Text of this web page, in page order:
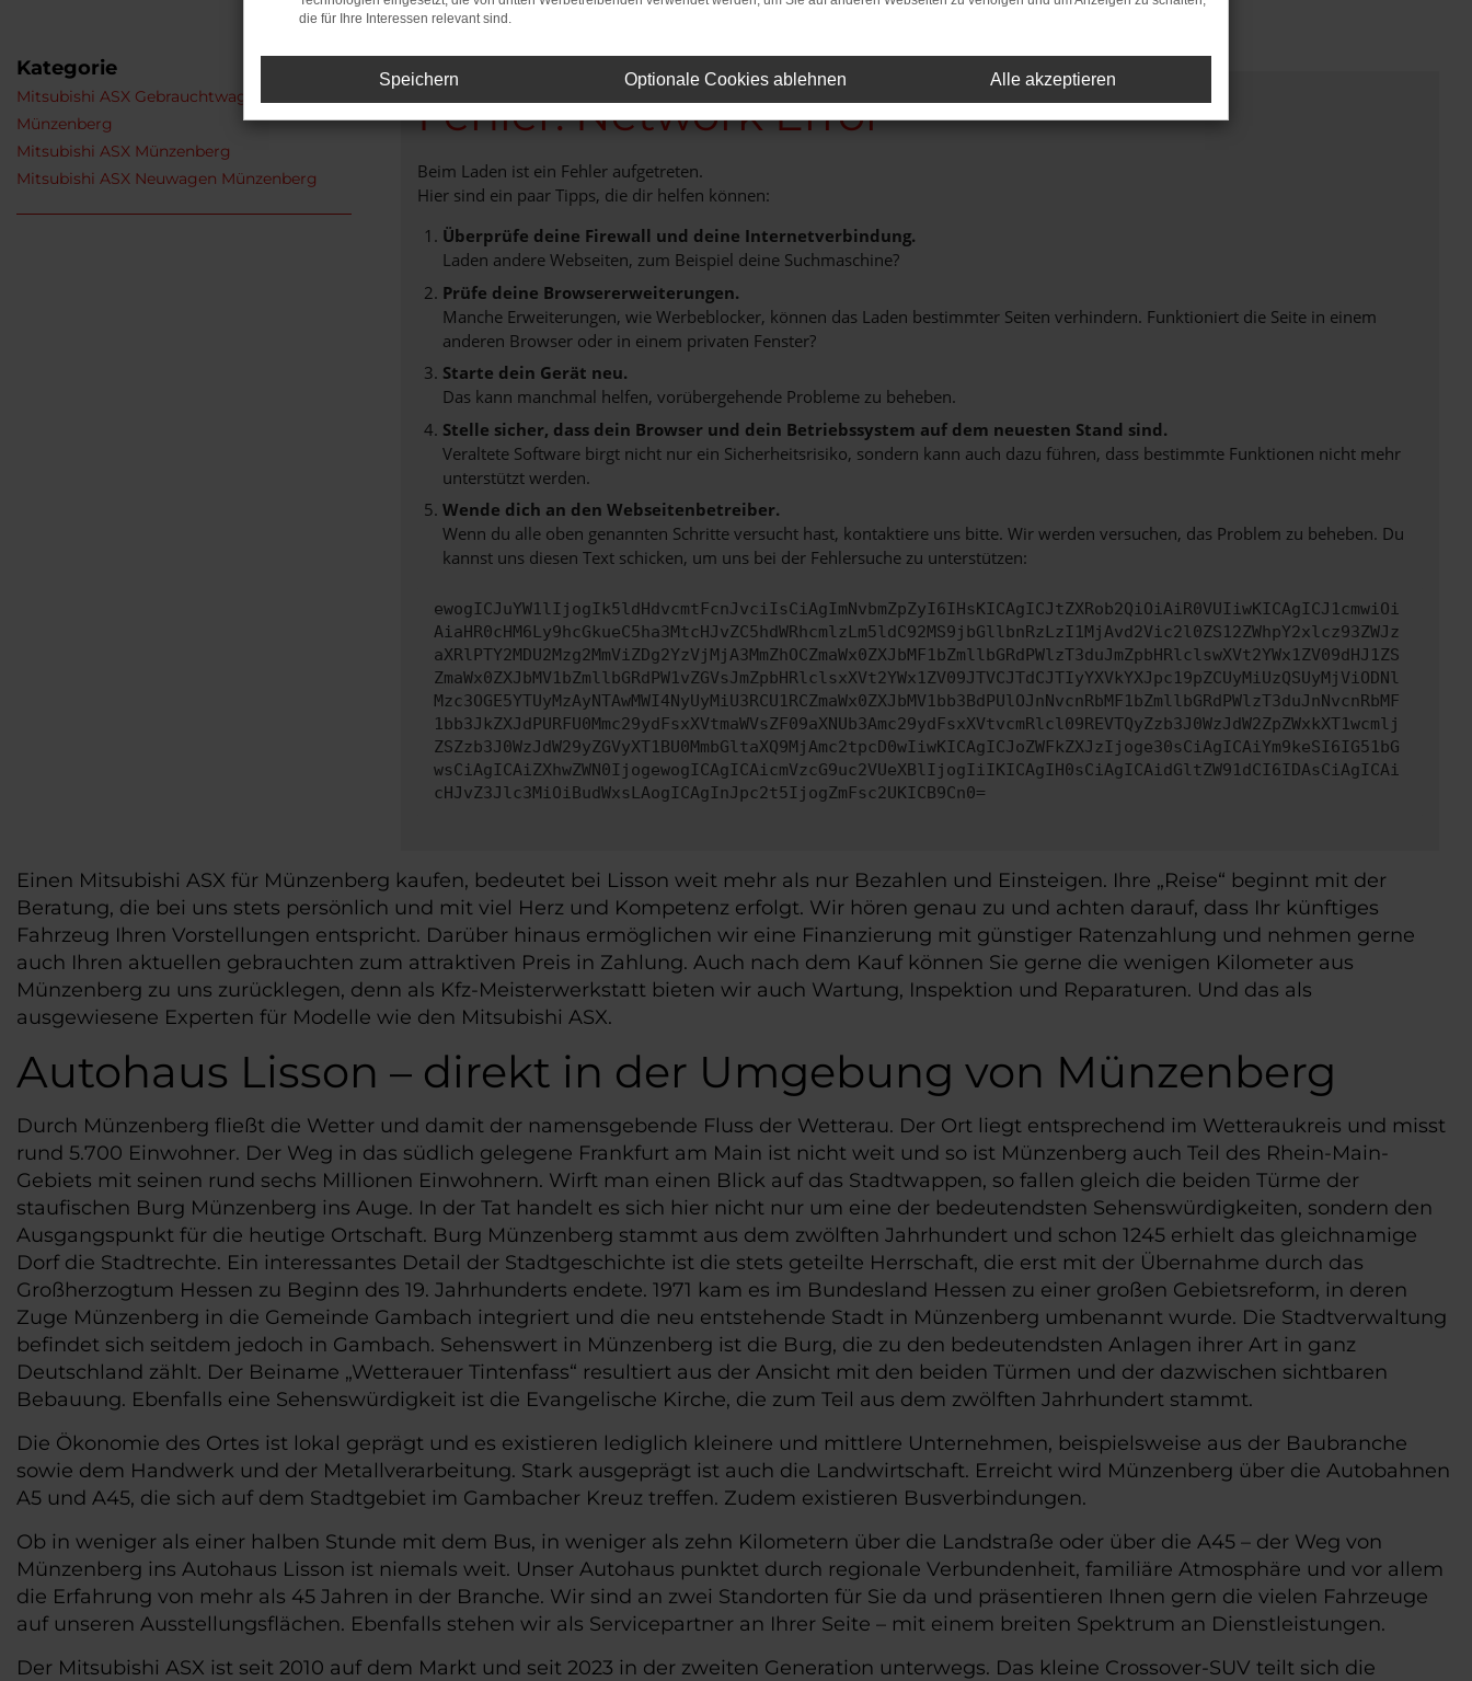
Kategorie
Mitsubishi ASX Gebrauchtwagen
Münzenberg
Mitsubishi ASX Münzenberg
Mitsubishi ASX Neuwagen Münzenberg
Fehler: Network Error
Beim Laden ist ein Fehler aufgetreten.
Hier sind ein paar Tipps, die dir helfen können:
Überprüfe deine Firewall und deine Internetverbindung.
Laden andere Webseiten, zum Beispiel deine Suchmaschine?
Prüfe deine Browsererweiterungen.
Manche Erweiterungen, wie Werbeblocker, können das Laden bestimmter Seiten verhindern. Funktioniert die Seite in einem
anderen Browser oder in einem privaten Fenster?
Starte dein Gerät neu.
Das kann manchmal helfen, vorübergehende Probleme zu beheben.
Stelle sicher, dass dein Browser und dein Betriebssystem auf dem neuesten Stand sind.
Veraltete Software birgt nicht nur ein Sicherheitsrisiko, sondern kann auch dazu führen, dass bestimmte Funktionen nicht mehr
unterstützt werden.
Wende dich an den Webseitenbetreiber.
Wenn du alle oben genannten Schritte versucht hast, kontaktiere uns bitte. Wir werden versuchen, das Problem zu beheben. Du
kannst uns diesen Text schicken, um uns bei der Fehlersuche zu unterstützen:
ewogICJuYW1lIjogIk5ldHdvcmtFcnJvciIsCiAgImNvbmZpZyI6IHsKICAgICJtZXRob2QiOiAiR0VUIiwKICAgICJ1cmwiOi
AiaHR0cHM6Ly9hcGkueC5ha3MtcHJvZC5hdWRhcmlzLm5ldC92MS9jbGllbnRzLzI1MjAvd2Vic2l0ZS12ZWhpY2xlcz93ZWJz
aXRlPTY2MDU2Mzg2MmViZDg2YzVjMjA3MmZhOCZmaWx0ZXJbMF1bZmllbGRdPWlzT3duJmZpbHRlclswXVt2YWx1ZV09dHJ1ZS
ZmaWx0ZXJbMV1bZmllbGRdPW1vZGVsJmZpbHRlclsxXVt2YWx1ZV09JTVCJTdCJTIyYXVkYXJpc19pZCUyMiUzQSUyMjViODNl
Mzc3OGE5YTUyMzAyNTAwMWI4NyUyMiU3RCU1RCZmaWx0ZXJbMV1bb3BdPUlOJnNvcnRbMF1bZmllbGRdPWlzT3duJnNvcnRbMF
1bb3JkZXJdPURFU0Mmc29ydFsxXVtmaWVsZF09aXNUb3Amc29ydFsxXVtvcmRlcl09REVTQyZzb3J0WzJdW2ZpZWxkXT1wcmlj
ZSZzb3J0WzJdW29yZGVyXT1BU0MmbGltaXQ9MjAmc2tpcD0wIiwKICAgICJoZWFkZXJzIjoge30sCiAgICAiYm9keSI6IG51bG
wsCiAgICAiZXhwZWN0IjogewogICAgICAicmVzcG9uc2VUeXBlIjogIiIKICAgIH0sCiAgICAidGltZW91dCI6IDAsCiAgICAi
cHJvZ3Jlc3MiOiBudWxsLAogICAgInJpc2t5IjogZmFsc2UKICB9Cn0=
Einen Mitsubishi ASX für Münzenberg kaufen, bedeutet bei Lisson weit mehr als nur Bezahlen und Einsteigen. Ihre „Reise“ beginnt mit der
Beratung, die bei uns stets persönlich und mit viel Herz und Kompetenz erfolgt. Wir hören genau zu und achten darauf, dass Ihr künftiges
Fahrzeug Ihren Vorstellungen entspricht. Darüber hinaus ermöglichen wir eine Finanzierung mit günstiger Ratenzahlung und nehmen gerne
auch Ihren aktuellen gebrauchten zum attraktiven Preis in Zahlung. Auch nach dem Kauf können Sie gerne die wenigen Kilometer aus
Münzenberg zu uns zurücklegen, denn als Kfz-Meisterwerkstatt bieten wir auch Wartung, Inspektion und Reparaturen. Und das als
ausgewiesene Experten für Modelle wie den Mitsubishi ASX.
Autohaus Lisson – direkt in der Umgebung von Münzenberg
Durch Münzenberg fließt die Wetter und damit der namensgebende Fluss der Wetterau. Der Ort liegt entsprechend im Wetteraukreis und misst
rund 5.700 Einwohner. Der Weg in das südlich gelegene Frankfurt am Main ist nicht weit und so ist Münzenberg auch Teil des Rhein-Main-
Gebiets mit seinen rund sechs Millionen Einwohnern. Wirft man einen Blick auf das Stadtwappen, so fallen gleich die beiden Türme der
staufischen Burg Münzenberg ins Auge. In der Tat handelt es sich hier nicht nur um eine der bedeutendsten Sehenswürdigkeiten, sondern den
Ausgangspunkt für die heutige Ortschaft. Burg Münzenberg stammt aus dem zwölften Jahrhundert und schon 1245 erhielt das gleichnamige
Dorf die Stadtrechte. Ein interessantes Detail der Stadtgeschichte ist die stets geteilte Herrschaft, die erst mit der Übernahme durch das
Großherzogtum Hessen zu Beginn des 19. Jahrhunderts endete. 1971 kam es im Bundesland Hessen zu einer großen Gebietsreform, in deren
Zuge Münzenberg in die Gemeinde Gambach integriert und die neu entstehende Stadt in Münzenberg umbenannt wurde. Die Stadtverwaltung
befindet sich seitdem jedoch in Gambach. Sehenswert in Münzenberg ist die Burg, die zu den bedeutendsten Anlagen ihrer Art in ganz
Deutschland zählt. Der Beiname „Wetterauer Tintenfass“ resultiert aus der Ansicht mit den beiden Türmen und der dazwischen sichtbaren
Bebauung. Ebenfalls eine Sehenswürdigkeit ist die Evangelische Kirche, die zum Teil aus dem zwölften Jahrhundert stammt.
Die Ökonomie des Ortes ist lokal geprägt und es existieren lediglich kleinere und mittlere Unternehmen, beispielsweise aus der Baubranche
sowie dem Handwerk und der Metallverarbeitung. Stark ausgeprägt ist auch die Landwirtschaft. Erreicht wird Münzenberg über die Autobahnen
A5 und A45, die sich auf dem Stadtgebiet im Gambacher Kreuz treffen. Zudem existieren Busverbindungen.
Ob in weniger als einer halben Stunde mit dem Bus, in weniger als zehn Kilometern über die Landstraße oder über die A45 – der Weg von
Münzenberg ins Autohaus Lisson ist niemals weit. Unser Autohaus punktet durch regionale Verbundenheit, familiäre Atmosphäre und vor allem
die Erfahrung von mehr als 45 Jahren in der Branche. Wir sind an zwei Standorten für Sie da und präsentieren Ihnen gern die vielen Fahrzeuge
auf unseren Ausstellungsflächen. Ebenfalls stehen wir als Servicepartner an Ihrer Seite – mit einem breiten Spektrum an Dienstleistungen.
Der Mitsubishi ASX ist seit 2010 auf dem Markt und seit 2023 in der zweiten Generation unterwegs. Das kleine Crossover-SUV teilt sich die
die für Ihre Interessen relevant sind.
Speichern Optionale Cookies ablehnen Alle akzeptieren